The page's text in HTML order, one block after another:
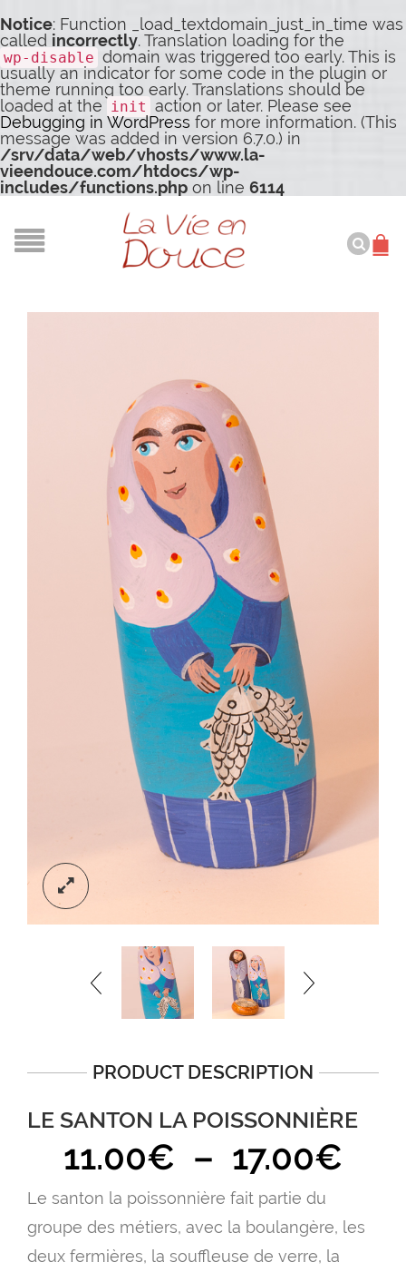
Notice: Function _load_textdomain_just_in_time was
called incorrectly. Translation loading for the
wp-disable domain was triggered too early. This is
usually an indicator for some code in the plugin or
theme running too early. Translations should be
loaded at the init action or later. Please see
Debugging in WordPress for more information. (This
message was added in version 6.7.0.) in
/srv/data/web/vhosts/www.la-
vieendouce.com/htdocs/wp-
includes/functions.php on line 6114
PRODUCT DESCRIPTION
LE SANTON LA POISSONNIÈRE
11.00€ – 17.00€
Le santon la poissonnière fait partie du
groupe des métiers, avec la boulangère, les
deux fermières, la souffleuse de verre, la